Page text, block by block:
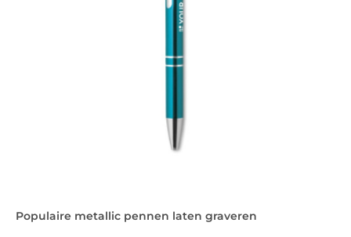
Populaire metallic pennen laten graveren